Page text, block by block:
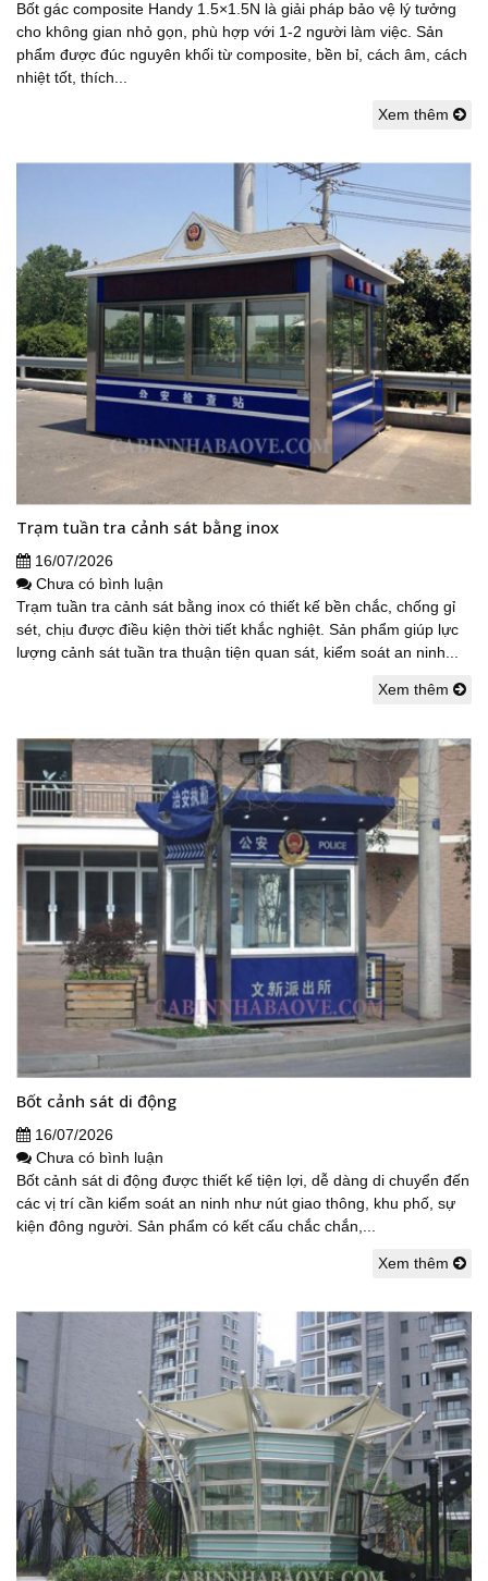
Bốt gác composite Handy 1.5×1.5N là giải pháp bảo vệ lý tưởng
cho không gian nhỏ gọn, phù hợp với 1-2 người làm việc. Sản
phẩm được đúc nguyên khối từ composite, bền bỉ, cách âm, cách
nhiệt tốt, thích...
Xem thêm
Trạm tuần tra cảnh sát bằng inox
16/07/2026
Chưa có bình luận
Trạm tuần tra cảnh sát bằng inox có thiết kế bền chắc, chống gỉ
sét, chịu được điều kiện thời tiết khắc nghiệt. Sản phẩm giúp lực
lượng cảnh sát tuần tra thuận tiện quan sát, kiểm soát an ninh...
Xem thêm
Bốt cảnh sát di động
16/07/2026
Chưa có bình luận
Bốt cảnh sát di động được thiết kế tiện lợi, dễ dàng di chuyển đến
các vị trí cần kiểm soát an ninh như nút giao thông, khu phố, sự
kiện đông người. Sản phẩm có kết cấu chắc chắn,...
Xem thêm